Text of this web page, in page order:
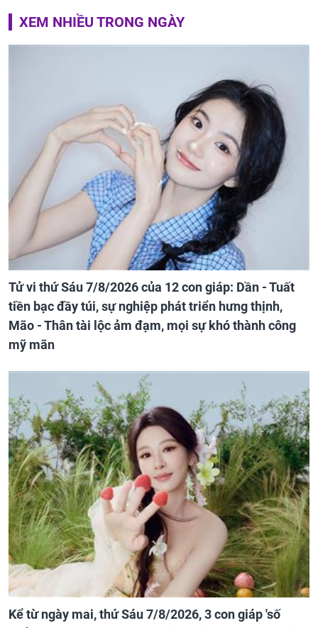
XEM NHIỀU TRONG NGÀY
Tử vi thứ Sáu 7/8/2026 của 12 con giáp: Dần - Tuất
tiền bạc đầy túi, sự nghiệp phát triển hưng thịnh,
Mão - Thân tài lộc ảm đạm, mọi sự khó thành công
mỹ mãn
Kể từ ngày mai, thứ Sáu 7/8/2026, 3 con giáp 'số